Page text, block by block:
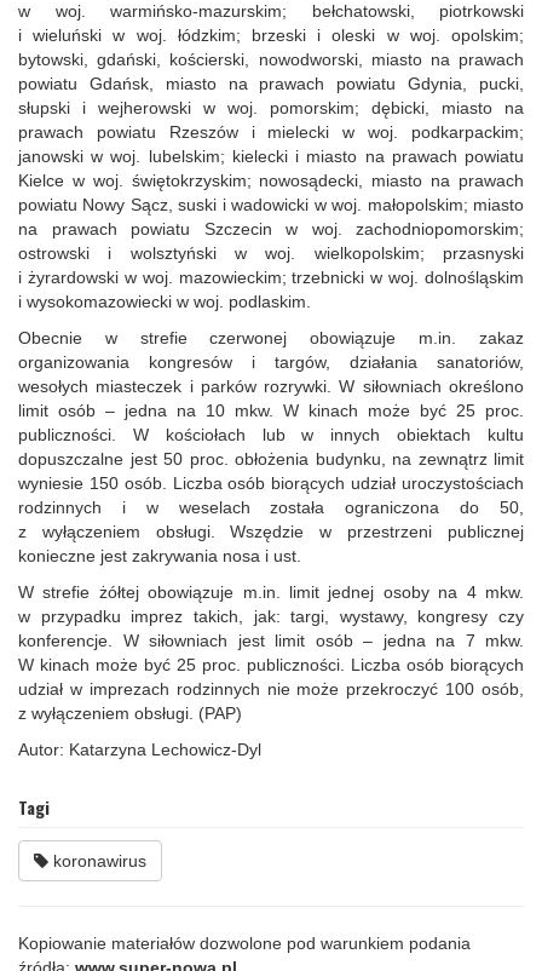
w woj. warmińsko-mazurskim; bełchatowski, piotrkowski
i wieluński w woj. łódzkim; brzeski i oleski w woj. opolskim;
bytowski, gdański, kościerski, nowodworski, miasto na prawach
powiatu Gdańsk, miasto na prawach powiatu Gdynia, pucki,
słupski i wejherowski w woj. pomorskim; dębicki, miasto na
prawach powiatu Rzeszów i mielecki w woj. podkarpackim;
janowski w woj. lubelskim; kielecki i miasto na prawach powiatu
Kielce w woj. świętokrzyskim; nowosądecki, miasto na prawach
powiatu Nowy Sącz, suski i wadowicki w woj. małopolskim; miasto
na prawach powiatu Szczecin w woj. zachodniopomorskim;
ostrowski i wolsztyński w woj. wielkopolskim; przasnyski
i żyrardowski w woj. mazowieckim; trzebnicki w woj. dolnośląskim
i wysokomazowiecki w woj. podlaskim.
Obecnie w strefie czerwonej obowiązuje m.in. zakaz
organizowania kongresów i targów, działania sanatoriów,
wesołych miasteczek i parków rozrywki. W siłowniach określono
limit osób – jedna na 10 mkw. W kinach może być 25 proc.
publiczności. W kościołach lub w innych obiektach kultu
dopuszczalne jest 50 proc. obłożenia budynku, na zewnątrz limit
wyniesie 150 osób. Liczba osób biorących udział uroczystościach
rodzinnych i w weselach została ograniczona do 50,
z wyłączeniem obsługi. Wszędzie w przestrzeni publicznej
konieczne jest zakrywania nosa i ust.
W strefie żółtej obowiązuje m.in. limit jednej osoby na 4 mkw.
w przypadku imprez takich, jak: targi, wystawy, kongresy czy
konferencje. W siłowniach jest limit osób – jedna na 7 mkw.
W kinach może być 25 proc. publiczności. Liczba osób biorących
udział w imprezach rodzinnych nie może przekroczyć 100 osób,
z wyłączeniem obsługi. (PAP)
Autor: Katarzyna Lechowicz-Dyl
Tagi
koronawirus
Kopiowanie materiałów dozwolone pod warunkiem podania